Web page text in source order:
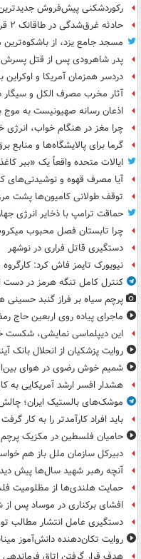
رکوردشکنی پیش‌فروش
حادثه غرق‌شدگی در طاقانک ۲ قربانی گرفت
مسجد جامع یزد، از باشکوه‌ترین
پدر شاهرودی پس از قتل
دردسر همزمان آمریکا و
آثار مخرب مصرف الکل و سیگار
اذعان رسانه صهیونیست به موج
چرا مغز در هنگام خواب، انرژی
گرما برای پالایشگاه‌ها و منابع
ایالات متحده واقعاً یک «ببر
آیا مصرف قهوه و نوشیدنی‌های
توقف طولانی کامیون‌ها پشت
حماقت ترامپ با ذخایر انرژی
چرا تابستان فصل محبوب
دستگیری قاتل فراری در نوشهر
نیویورک تایمز فاش کرد: کارگروه
کنترل کامل تنگه هرمز در دست
پرچم سیاه بر فراز گنبد حسینی
ماجرای پیاده روی اربعین حاج
این دیپلماسی نمایشی، شکست
روایت پزشکیان از انحلال بانک
شمیم خوش رضوی در هوای
هشدار افسر ارشد آمریکایی به
موشک‌های بالستیک ایران؛ چالش
باید افراد کارآمدتر را به کار گرفت
حامیان فلسطین در مکزیک پرچم
دبیرکل سازمان ملل باز هم
آنچه رهبر شهید سال‌ها پیش
حمایت هلندی‌ها از مظلومیت
افشای برکناری در موساد پس از
دستگیری عامل انتشار مطالب
روایت تکان‌دهنده دانش‌آموز
هدف قرار گرفتن اتاق‌